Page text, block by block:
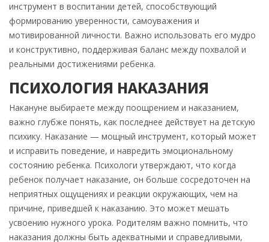
инструмент в воспитании детей, способствующий
формированию уверенности, самоуважения и
мотивированной личности. Важно использовать его мудро
и конструктивно, поддерживая баланс между похвалой и
реальными достижениями ребенка.
ПСИХОЛОГИЯ НАКАЗАНИЯ
Накануне выбираете между поощрением и наказанием,
важно глубже понять, как последнее действует на детскую
психику. Наказание — мощный инструмент, который может
и исправить поведение, и навредить эмоциональному
состоянию ребенка. Психологи утверждают, что когда
ребенок получает наказание, он больше сосредоточен на
неприятных ощущениях и реакции окружающих, чем на
причине, приведшей к наказанию. Это может мешать
усвоению нужного урока. Родителям важно помнить, что
наказания должны быть адекватными и справедливыми,